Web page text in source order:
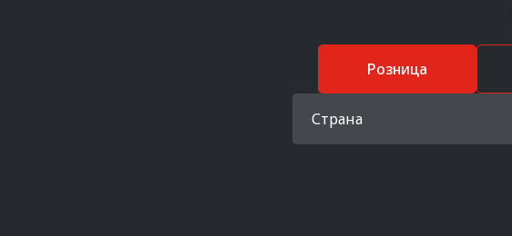
Розница
Страна